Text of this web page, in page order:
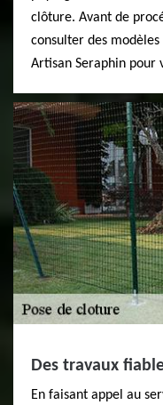
clôture. Avant de
consulter des
Artisan Seraphin pour
Des travaux
En faisant appel au